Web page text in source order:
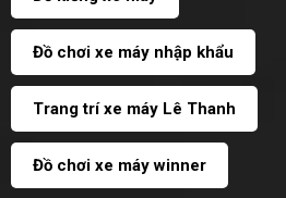
Đồ chơi xe máy nhập khẩu
Trang trí xe máy Lê Thanh
Đồ chơi xe máy winner